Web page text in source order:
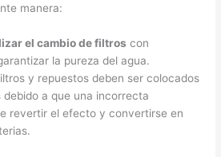
manera:
el cambio de filtros con
la pureza del agua.
y repuestos deben ser colocados
debido a que una incorrecta
revertir el efecto y convertirse en